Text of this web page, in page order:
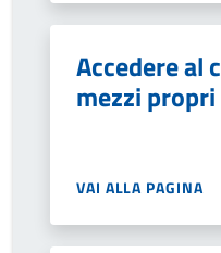
Accedere al
mezzi propri
VAI ALLA PAGINA